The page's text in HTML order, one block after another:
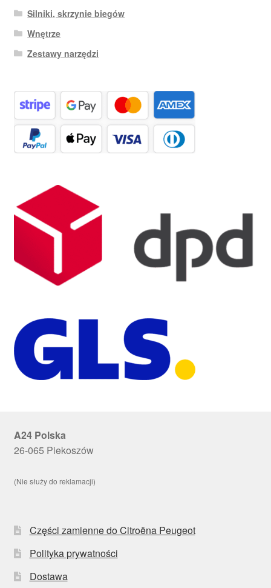
Silniki, skrzynie biegów
Wnętrze
Zestawy narzędzi
A24 Polska
26-065 Piekoszów
(Nie służy do reklamacji)
Części zamienne do Citroëna Peugeot
Polityka prywatności
Dostawa